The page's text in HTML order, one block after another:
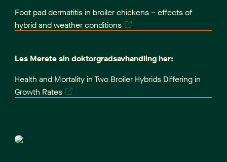
Foot pad dermatitis in broiler chickens – effects of
hybrid and weather conditions
Les Merete sin doktorgradsavhandling her:
Health and Mortality in Two Broiler Hybrids Differing in
Growth Rates